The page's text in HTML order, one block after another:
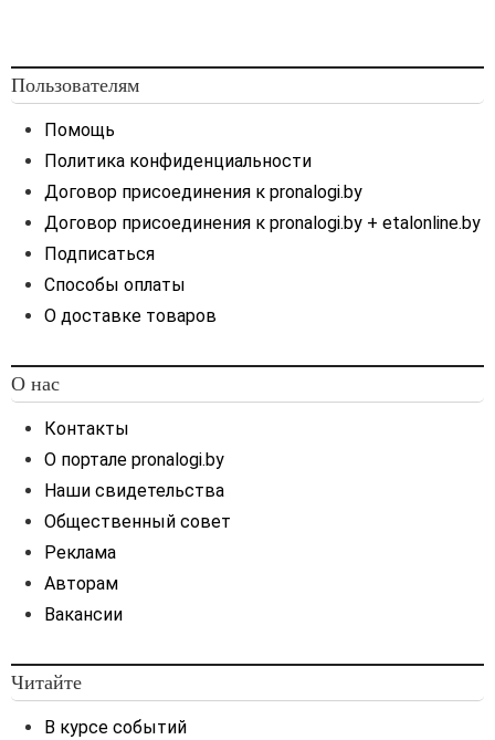
Пользователям
Помощь
Политика конфиденциальности
Договор присоединения к pronalogi.by
Договор присоединения к pronalogi.by + etalonline.by
Подписаться
Способы оплаты
О доставке товаров
О нас
Контакты
О портале pronalogi.by
Наши свидетельства
Общественный совет
Реклама
Авторам
Вакансии
Читайте
В курсе событий